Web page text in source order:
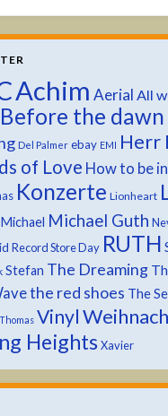
Achim Aerial All
Before the dawn
Del Palmer ebay EMI Herr
of Love How to be
Konzerte Lionheart
Michael Michael Guth
Record Store Day RUTH
Stefan The Dreaming
the red shoes The
Thomas Vinyl
Heights Xavier